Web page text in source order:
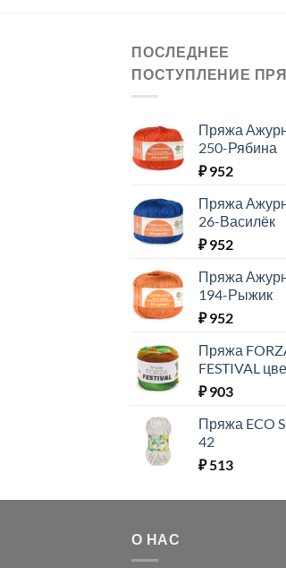
ПОСЛЕДНЕЕ
ПОСТУПЛЕНИЕ
Пряжа
250-Рябина
₽952
Пряжа
26-Василёк
₽952
Пряжа
194-Рыжик
₽952
Пряжа
FESTIVAL
₽903
Пряжа ECO
42
₽513
О НАС